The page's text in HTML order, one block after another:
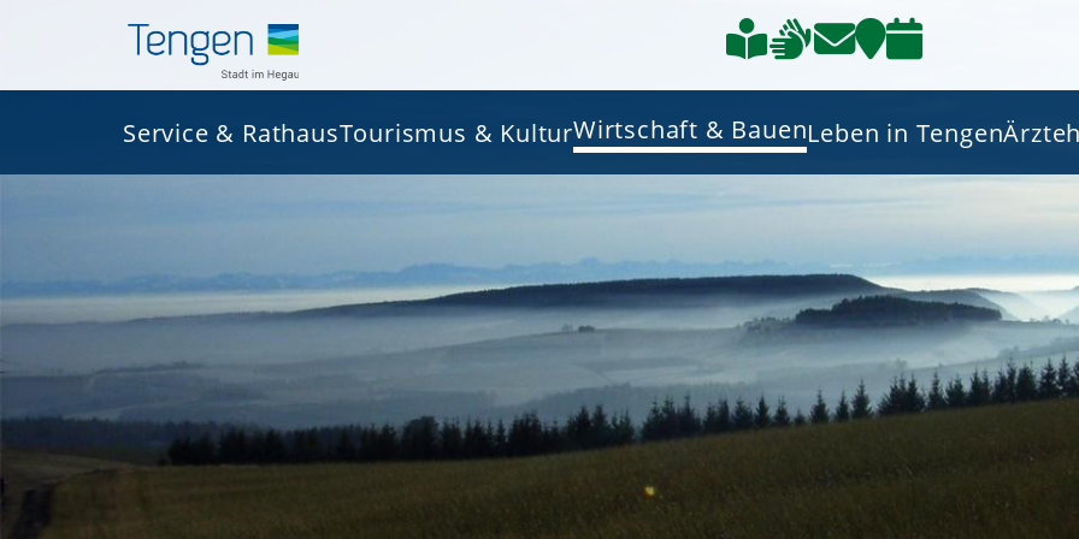
Service & RathausTourismus & KulturWirtschaft & BauenLeben in Tengen